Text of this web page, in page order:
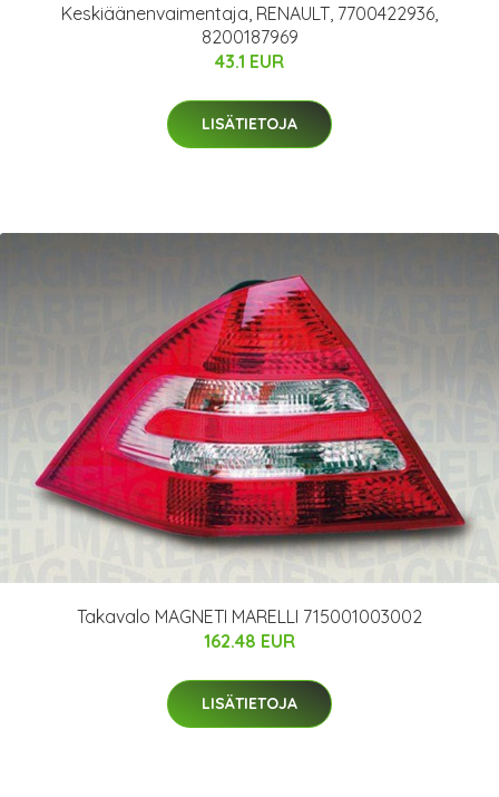
Keskiäänenvaimentaja, RENAULT, 7700422936,
8200187969
43.1 EUR
LISÄTIETOJA
Takavalo MAGNETI MARELLI 715001003002
162.48 EUR
LISÄTIETOJA